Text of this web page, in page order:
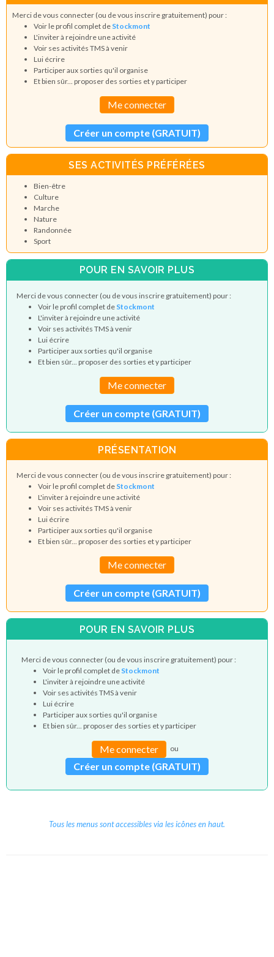
Merci de vous connecter (ou de vous inscrire gratuitement) pour :
Voir le profil complet de Stockmont
L'inviter à rejoindre une activité
Voir ses activités TMS à venir
Lui écrire
Participer aux sorties qu'il organise
Et bien sûr... proposer des sorties et y participer
Me connecter
Créer un compte (GRATUIT)
SES ACTIVITÉS PRÉFÉRÉES
Bien-être
Culture
Marche
Nature
Randonnée
Sport
POUR EN SAVOIR PLUS
Merci de vous connecter (ou de vous inscrire gratuitement) pour :
Voir le profil complet de Stockmont
L'inviter à rejoindre une activité
Voir ses activités TMS à venir
Lui écrire
Participer aux sorties qu'il organise
Et bien sûr... proposer des sorties et y participer
Me connecter
Créer un compte (GRATUIT)
PRÉSENTATION
Merci de vous connecter (ou de vous inscrire gratuitement) pour :
Voir le profil complet de Stockmont
L'inviter à rejoindre une activité
Voir ses activités TMS à venir
Lui écrire
Participer aux sorties qu'il organise
Et bien sûr... proposer des sorties et y participer
Me connecter
Créer un compte (GRATUIT)
POUR EN SAVOIR PLUS
Merci de vous connecter (ou de vous inscrire gratuitement) pour :
Voir le profil complet de Stockmont
L'inviter à rejoindre une activité
Voir ses activités TMS à venir
Lui écrire
Participer aux sorties qu'il organise
Et bien sûr... proposer des sorties et y participer
Me connecter ou
Créer un compte (GRATUIT)
Tous les menus sont accessibles via les icônes en haut.